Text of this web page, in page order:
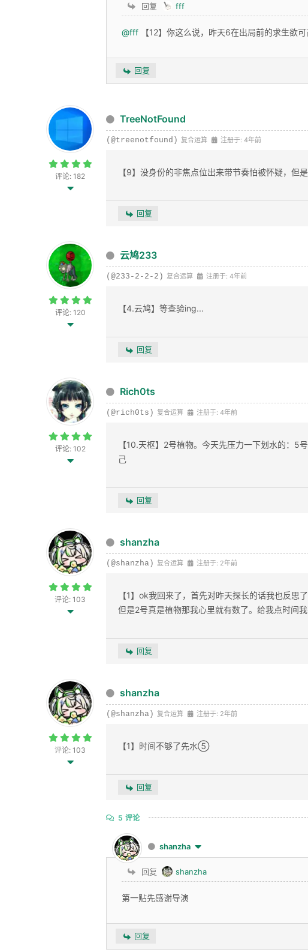
回复 fff
@fff 【12】你这么说，昨天6在出局前的求生欲可
回复
评论: 182
TreeNotFound
(@treenotfound) 复合运算 注册于: 4年前
【9】没身份的非焦点位出来带节奏怕被怀疑，但
回复
评论: 120
云鸠233
(@233-2-2-2) 复合运算 注册于: 4年前
【4.云鸠】等查验ing...
回复
评论: 102
Rich0ts
(@rich0ts) 复合运算 注册于: 4年前
【10.天枢】2号植物。今天先压力一下划水的：5
己
回复
评论: 103
shanzha
(@shanzha) 复合运算 注册于: 2年前
【1】ok我回来了，首先对昨天探长的话我也反思
但是2号真是植物那我心里就有数了。给我点时间
回复
评论: 103
shanzha
(@shanzha) 复合运算 注册于: 2年前
【1】时间不够了先水⑤
回复
5 评论
shanzha
回复 shanzha
第一贴先感谢导演
回复